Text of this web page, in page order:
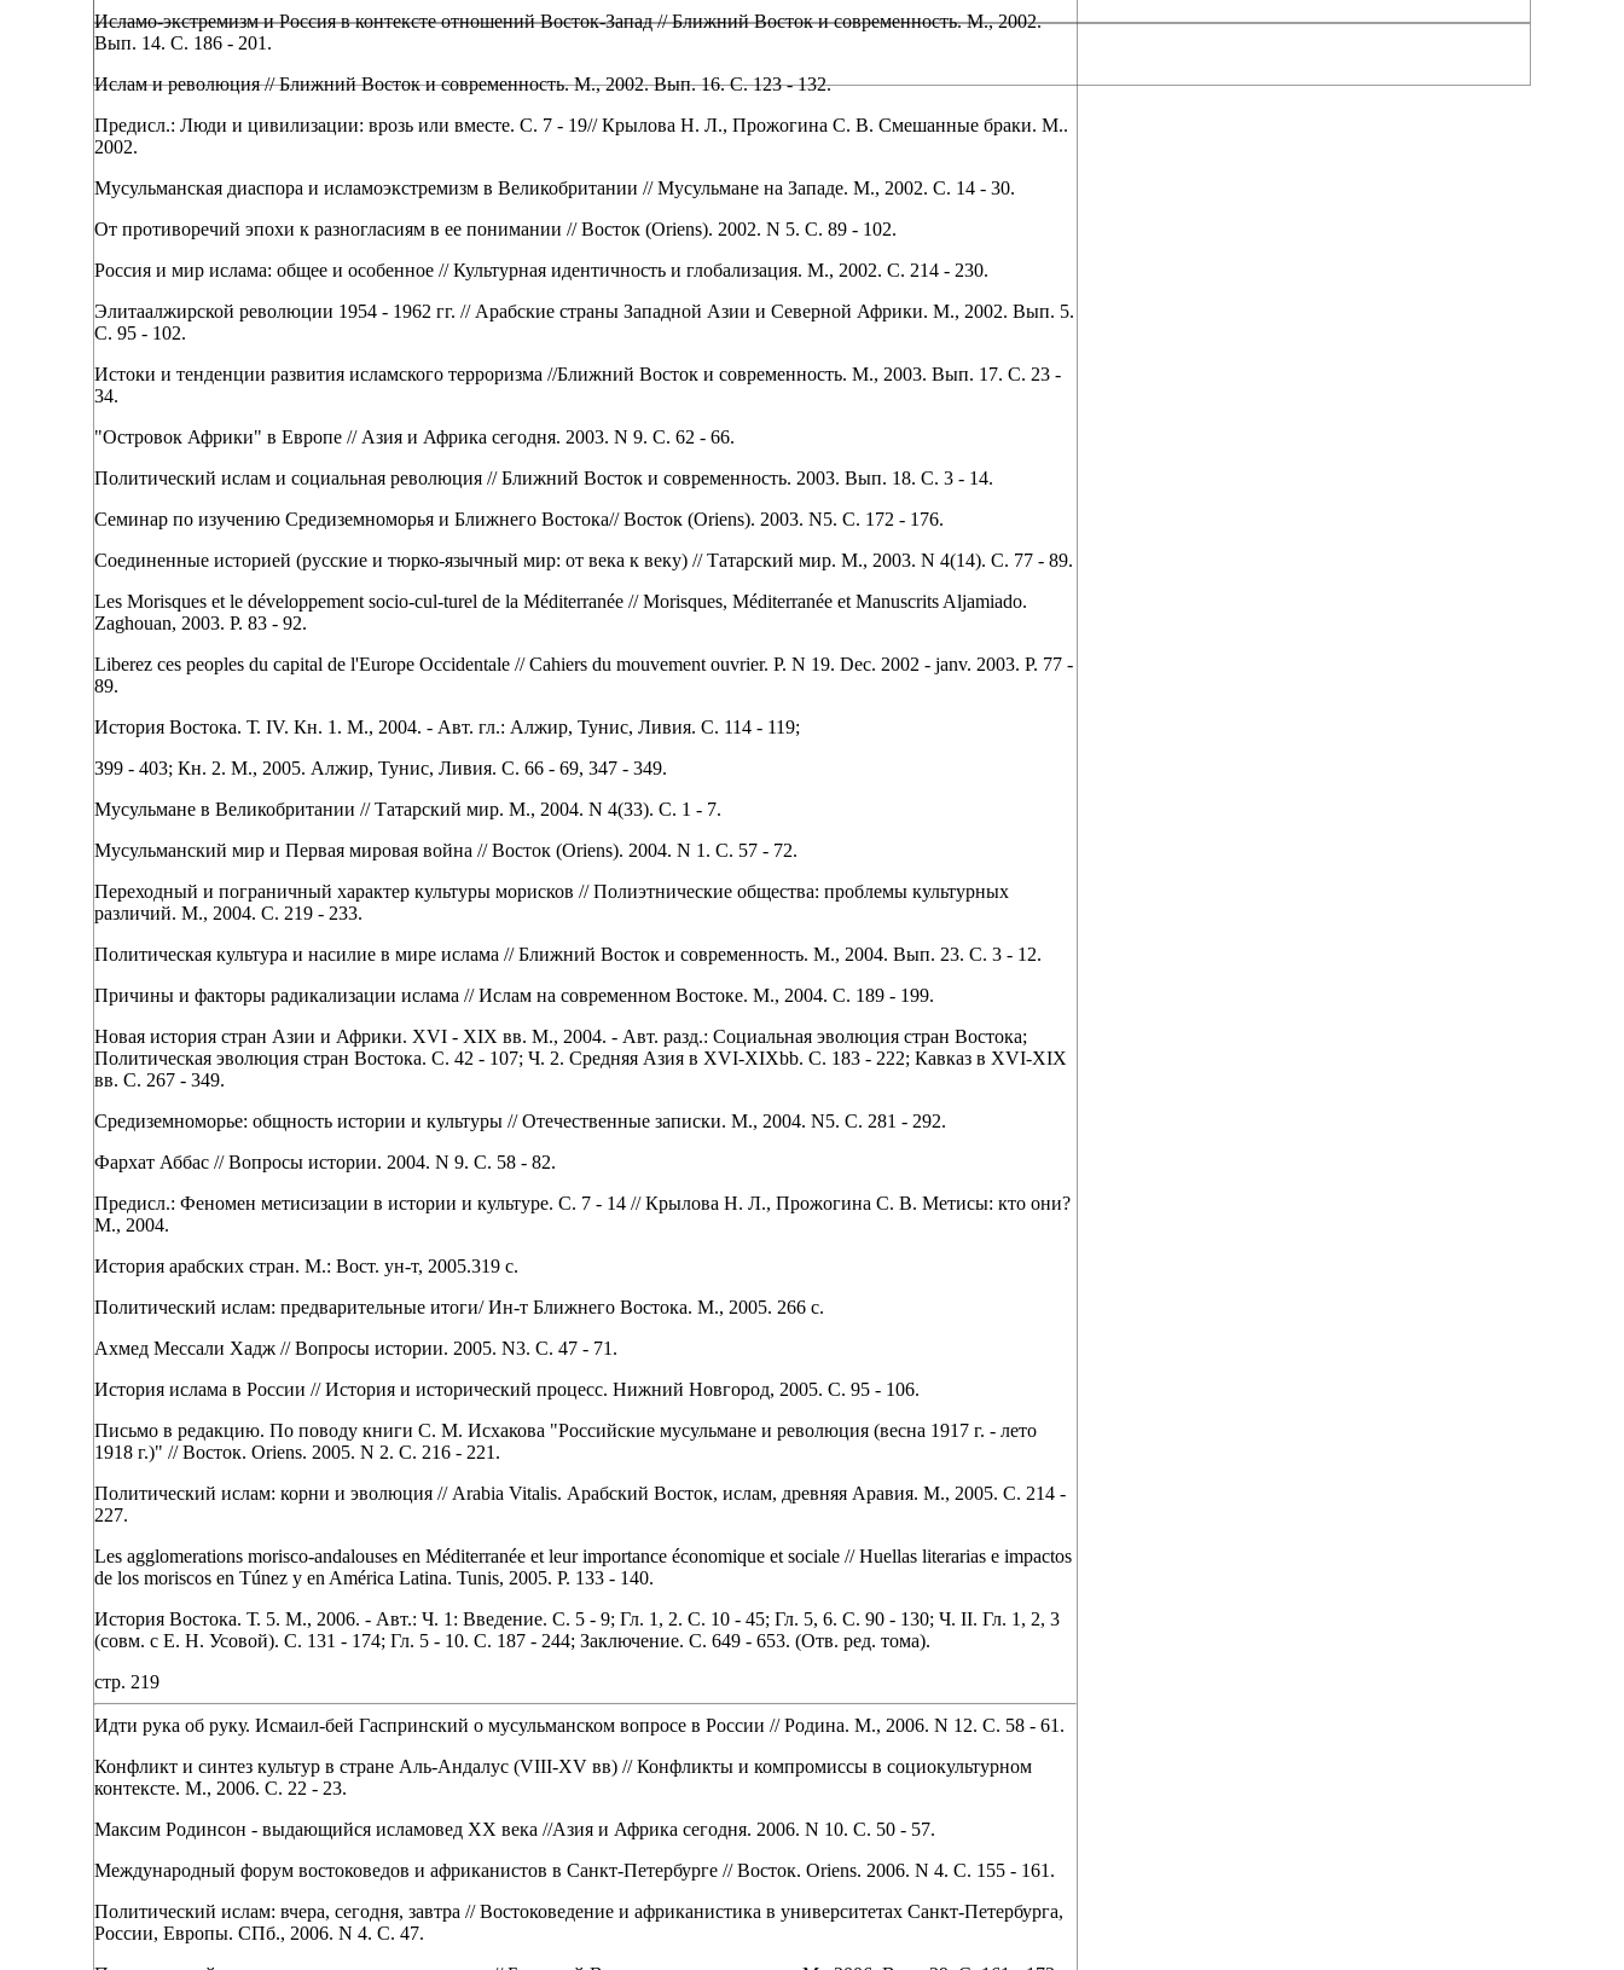
Исламо-экстремизм и Россия в контексте отношений Восток-Запад // Ближний Восток и современность. М., 2002.
Вып. 14. С. 186 - 201.
Ислам и революция // Ближний Восток и современность. М., 2002. Вып. 16. С. 123 - 132.
Предисл.: Люди и цивилизации: врозь или вместе. С. 7 - 19// Крылова Н. Л., Прожогина С. В. Смешанные браки. М..
2002.
Мусульманская диаспора и исламоэкстремизм в Великобритании // Мусульмане на Западе. М., 2002. С. 14 - 30.
От противоречий эпохи к разногласиям в ее понимании // Восток (Oriens). 2002. N 5. С. 89 - 102.
Россия и мир ислама: общее и особенное // Культурная идентичность и глобализация. М., 2002. С. 214 - 230.
Элитаалжирской революции 1954 - 1962 гг. // Арабские страны Западной Азии и Северной Африки. М., 2002. Вып. 5.
С. 95 - 102.
Истоки и тенденции развития исламского терроризма //Ближний Восток и современность. М., 2003. Вып. 17. С. 23 -
34.
"Островок Африки" в Европе // Азия и Африка сегодня. 2003. N 9. С. 62 - 66.
Политический ислам и социальная революция // Ближний Восток и современность. 2003. Вып. 18. С. 3 - 14.
Семинар по изучению Средиземноморья и Ближнего Востока// Восток (Oriens). 2003. N5. С. 172 - 176.
Соединенные историей (русские и тюрко-язычный мир: от века к веку) // Татарский мир. М., 2003. N 4(14). С. 77 - 89.
Les Morisques et le développement socio-cul-turel de la Méditerranée // Morisques, Méditerranée et Manuscrits Aljamiado.
Zaghouan, 2003. P. 83 - 92.
Liberez ces peoples du capital de l'Europe Occidentale // Cahiers du mouvement ouvrier. P. N 19. Dec. 2002 - janv. 2003. P. 77 -
89.
История Востока. Т. IV. Кн. 1. М., 2004. - Авт. гл.: Алжир, Тунис, Ливия. С. 114 - 119;
399 - 403; Кн. 2. М., 2005. Алжир, Тунис, Ливия. С. 66 - 69, 347 - 349.
Мусульмане в Великобритании // Татарский мир. М., 2004. N 4(33). С. 1 - 7.
Мусульманский мир и Первая мировая война // Восток (Oriens). 2004. N 1. С. 57 - 72.
Переходный и пограничный характер культуры морисков // Полиэтнические общества: проблемы культурных
различий. М., 2004. С. 219 - 233.
Политическая культура и насилие в мире ислама // Ближний Восток и современность. М., 2004. Вып. 23. С. 3 - 12.
Причины и факторы радикализации ислама // Ислам на современном Востоке. М., 2004. С. 189 - 199.
Новая история стран Азии и Африки. XVI - XIX вв. М., 2004. - Авт. разд.: Социальная эволюция стран Востока;
Политическая эволюция стран Востока. С. 42 - 107; Ч. 2. Средняя Азия в XVI-XIXbb. С. 183 - 222; Кавказ в XVI-XIX
вв. С. 267 - 349.
Средиземноморье: общность истории и культуры // Отечественные записки. М., 2004. N5. С. 281 - 292.
Фархат Аббас // Вопросы истории. 2004. N 9. С. 58 - 82.
Предисл.: Феномен метисизации в истории и культуре. С. 7 - 14 // Крылова Н. Л., Прожогина С. В. Метисы: кто они?
М., 2004.
История арабских стран. М.: Вост. ун-т, 2005.319 с.
Политический ислам: предварительные итоги/ Ин-т Ближнего Востока. М., 2005. 266 с.
Ахмед Мессали Хадж // Вопросы истории. 2005. N3. С. 47 - 71.
История ислама в России // История и исторический процесс. Нижний Новгород, 2005. С. 95 - 106.
Письмо в редакцию. По поводу книги С. М. Исхакова "Российские мусульмане и революция (весна 1917 г. - лето
1918 г.)" // Восток. Oriens. 2005. N 2. С. 216 - 221.
Политический ислам: корни и эволюция // Arabia Vitalis. Арабский Восток, ислам, древняя Аравия. М., 2005. С. 214 -
227.
Les agglomerations morisco-andalouses en Méditerranée et leur importance économique et sociale // Huellas literarias e impactos
de los moriscos en Túnez у en América Latina. Tunis, 2005. P. 133 - 140.
История Востока. Т. 5. M., 2006. - Авт.: Ч. 1: Введение. С. 5 - 9; Гл. 1, 2. С. 10 - 45; Гл. 5, 6. С. 90 - 130; Ч. II. Гл. 1, 2, 3
(совм. с Е. Н. Усовой). С. 131 - 174; Гл. 5 - 10. С. 187 - 244; Заключение. С. 649 - 653. (Отв. ред. тома).
стр. 219
Идти рука об руку. Исмаил-бей Гаспринский о мусульманском вопросе в России // Родина. М., 2006. N 12. С. 58 - 61.
Конфликт и синтез культур в стране Аль-Андалус (VIII-XV вв) // Конфликты и компромиссы в социокультурном
контексте. М., 2006. С. 22 - 23.
Максим Родинсон - выдающийся исламовед XX века //Азия и Африка сегодня. 2006. N 10. С. 50 - 57.
Международный форум востоковедов и африканистов в Санкт-Петербурге // Восток. Oriens. 2006. N 4. С. 155 - 161.
Политический ислам: вчера, сегодня, завтра // Востоковедение и африканистика в университетах Санкт-Петербурга,
России, Европы. СПб., 2006. N 4. С. 47.